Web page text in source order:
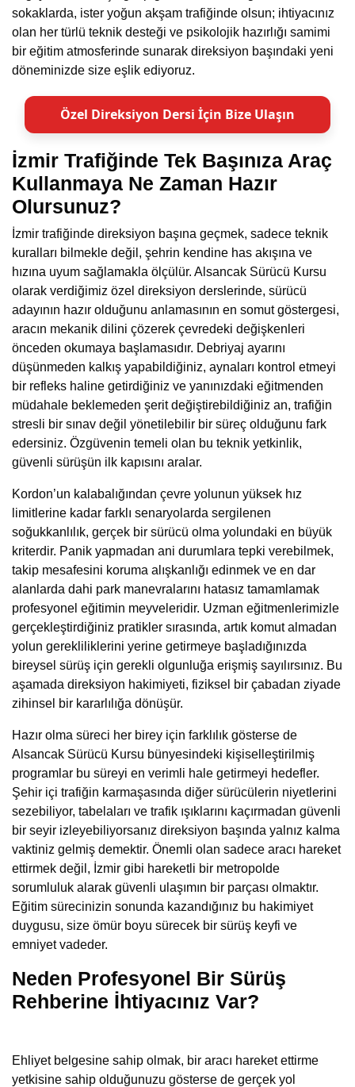
sokaklarda, ister yoğun akşam trafiğinde olsun; ihtiyacınız
olan her türlü teknik desteği ve psikolojik hazırlığı samimi
bir eğitim atmosferinde sunarak direksiyon başındaki yeni
döneminizde size eşlik ediyoruz.
Özel Direksiyon Dersi İçin Bize Ulaşın
İzmir Trafiğinde Tek Başınıza Araç
Kullanmaya Ne Zaman Hazır
Olursunuz?
İzmir trafiğinde direksiyon başına geçmek, sadece teknik
kuralları bilmekle değil, şehrin kendine has akışına ve
hızına uyum sağlamakla ölçülür. Alsancak Sürücü Kursu
olarak verdiğimiz özel direksiyon derslerinde, sürücü
adayının hazır olduğunu anlamasının en somut göstergesi,
aracın mekanik dilini çözerek çevredeki değişkenleri
önceden okumaya başlamasıdır. Debriyaj ayarını
düşünmeden kalkış yapabildiğiniz, aynaları kontrol etmeyi
bir refleks haline getirdiğiniz ve yanınızdaki eğitmenden
müdahale beklemeden şerit değiştirebildiğiniz an, trafiğin
stresli bir sınav değil yönetilebilir bir süreç olduğunu fark
edersiniz. Özgüvenin temeli olan bu teknik yetkinlik,
güvenli sürüşün ilk kapısını aralar.
Kordon’un kalabalığından çevre yolunun yüksek hız
limitlerine kadar farklı senaryolarda sergilenen
soğukkanlılık, gerçek bir sürücü olma yolundaki en büyük
kriterdir. Panik yapmadan ani durumlara tepki verebilmek,
takip mesafesini koruma alışkanlığı edinmek ve en dar
alanlarda dahi park manevralarını hatasız tamamlamak
profesyonel eğitimin meyveleridir. Uzman eğitmenlerimizle
gerçekleştirdiğiniz pratikler sırasında, artık komut almadan
yolun gerekliliklerini yerine getirmeye başladığınızda
bireysel sürüş için gerekli olgunluğa erişmiş sayılırsınız. Bu
aşamada direksiyon hakimiyeti, fiziksel bir çabadan ziyade
zihinsel bir kararlılığa dönüşür.
Hazır olma süreci her birey için farklılık gösterse de
Alsancak Sürücü Kursu bünyesindeki kişiselleştirilmiş
programlar bu süreyi en verimli hale getirmeyi hedefler.
Şehir içi trafiğin karmaşasında diğer sürücülerin niyetlerini
sezebiliyor, tabelaları ve trafik ışıklarını kaçırmadan güvenli
bir seyir izleyebiliyorsanız direksiyon başında yalnız kalma
vaktiniz gelmiş demektir. Önemli olan sadece aracı hareket
ettirmek değil, İzmir gibi hareketli bir metropolde
sorumluluk alarak güvenli ulaşımın bir parçası olmaktır.
Eğitim sürecinizin sonunda kazandığınız bu hakimiyet
duygusu, size ömür boyu sürecek bir sürüş keyfi ve
emniyet vadeder.
Neden Profesyonel Bir Sürüş
Rehberine İhtiyacınız Var?
Ehliyet belgesine sahip olmak, bir aracı hareket ettirme
yetkisine sahip olduğunuzu gösterse de gerçek yol